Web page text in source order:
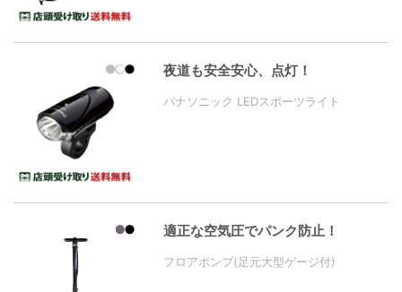
夜道も安全安心、点灯！
パナソニック LEDスポーツライト
適正な空気圧でパンク防止！
フロアポンプ(足元大型ゲージ付)